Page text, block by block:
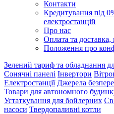
Контакти
Кредитування під
електростанцій
Про нас
Оплата та
Положення про
Зелений тариф та обладнання
Сонячні панелі Інвертори
Електростанції Джерела
Товари для автономного
Устаткування для бойлерних
насоси Твердопаливні котли